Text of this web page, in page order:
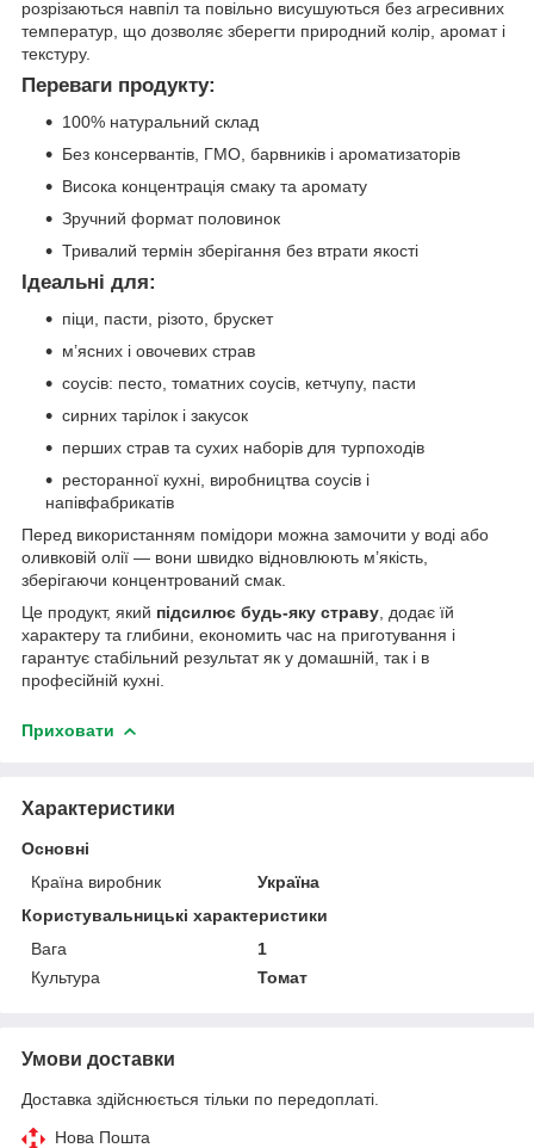
розрізаються навпіл та повільно висушуються без агресивних
температур, що дозволяє зберегти природний колір, аромат і
текстуру.
Переваги продукту:
100% натуральний склад
Без консервантів, ГМО, барвників і ароматизаторів
Висока концентрація смаку та аромату
Зручний формат половинок
Тривалий термін зберігання без втрати якості
Ідеальні для:
піци, пасти, різото, брускет
м’ясних і овочевих страв
соусів: песто, томатних соусів, кетчупу, пасти
сирних тарілок і закусок
перших страв та сухих наборів для турпоходів
ресторанної кухні, виробництва соусів і
напівфабрикатів
Перед використанням помідори можна замочити у воді або
оливковій олії — вони швидко відновлюють м’якість,
зберігаючи концентрований смак.
Це продукт, який підсилює будь-яку страву , додає їй
характеру та глибини, економить час на приготування і
гарантує стабільний результат як у домашній, так і в
професійній кухні.
Приховати
Характеристики
Основні
Країна виробник
Україна
Користувальницькі характеристики
Вага
1
Культура
Томат
Умови доставки
Доставка здійснюється тільки по передоплаті.
Нова Пошта